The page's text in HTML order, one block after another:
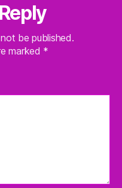
be published.
marked *